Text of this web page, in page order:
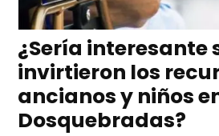
¿Sería interesante
invirtieron los
ancianos y niños
Dosquebradas?